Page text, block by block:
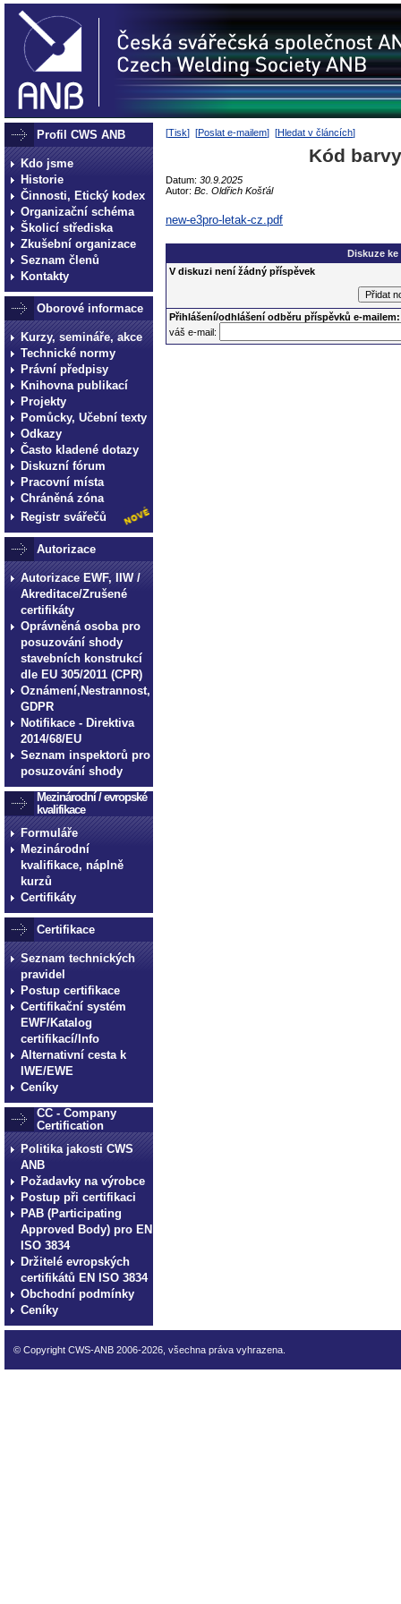
Profil CWS ANB
Kdo jsme
Historie
Činnosti, Etický kodex
Organizační schéma
Školicí střediska
Zkušební organizace
Seznam členů
Kontakty
Oborové informace
Kurzy, semináře, akce
Technické normy
Právní předpisy
Knihovna publikací
Projekty
Pomůcky, Učební texty
Odkazy
Často kladené dotazy
Diskuzní fórum
Pracovní místa
Chráněná zóna
Registr svářečů
Autorizace
Autorizace EWF, IIW /
Akreditace/Zrušené
certifikáty
Oprávněná osoba pro
posuzování shody
stavebních konstrukcí
dle EU 305/2011 (CPR)
Oznámení,Nestrannost,
GDPR
Notifikace - Direktiva
2014/68/EU
Seznam inspektorů pro
posuzování shody
Mezinárodní / evropské
kvalifikace
Formuláře
Mezinárodní
kvalifikace, náplně
kurzů
Certifikáty
Certifikace
Seznam technických
pravidel
Postup certifikace
Certifikační systém
EWF/Katalog
certifikací/Info
Alternativní cesta k
IWE/EWE
Ceníky
CC - Company
Certification
Politika jakosti CWS
ANB
Požadavky na výrobce
Postup při certifikaci
PAB (Participating
Approved Body) pro EN
ISO 3834
Držitelé evropských
certifikátů EN ISO 3834
Obchodní podmínky
Ceníky
[Tisk] [Poslat e-mailem] [Hledat v článcích]
Kód
Datum: 30.9.2025
Autor: Bc. Oldřich Košťál
new-e3pro-letak-cz.pdf
Diskuze ke
V diskuzi není žádný příspěvek
Přihlášení/odhlášení odběru příspěvků e-mailem:
váš e-mail:
© Copyright CWS-ANB 2006-2026, všechna práva vyhrazena.